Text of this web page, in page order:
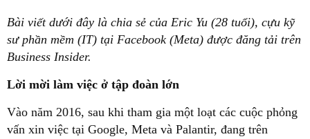
Bài viết dưới đây là chia sẻ của Eric Yu (28 tuổi), cựu kỹ
sư phần mềm (IT) tại Facebook (Meta) được đăng tải trên
Business Insider.
Lời mời làm việc ở tập đoàn lớn
Vào năm 2016, sau khi tham gia một loạt các cuộc phỏng
vấn xin việc tại Google, Meta và Palantir, đang trên